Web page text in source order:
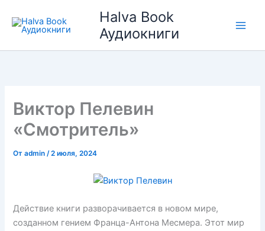
содержимому
Halva Book
Аудиокниги
Виктор Пелевин
«Смотритель»
Отadmin/2 июля, 2024
Действие книги разворачивается в новом мире,
созданном гением Франца-Антона Месмера. Этот мир